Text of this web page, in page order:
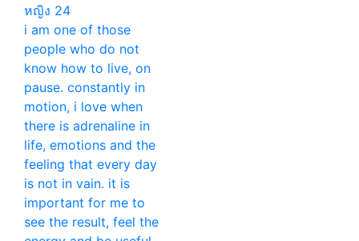
หญิง 24
i am one of those
people who do not
know how to live, on
pause. constantly in
motion, i love when
there is adrenaline in
life, emotions and the
feeling that every day
is not in vain. it is
important for me to
see the result, feel the